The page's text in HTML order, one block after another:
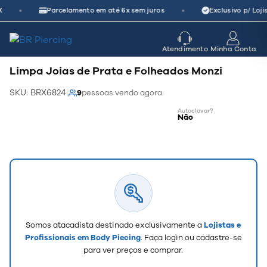
Pular
para
• Parcelamento em até 6x sem juros • Exclusivo p/
de crescimento Atendimento Minha Conta
Limpa Joias de Prata e Folheados Monzi
SKU: BRX6824| 9pessoas vendo agora.
Autoclavar?
Não
Somos atacadista destinado exclusivamente aLojistas e
Profissionais em Body Piecing. Faça login ou cadastre-se
para ver preços e comprar.
Aço 316L